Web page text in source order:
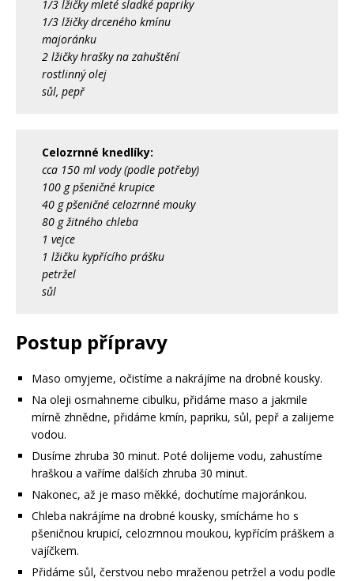
1/3 lžičky mleté sladké papriky
1/3 lžičky drceného kmínu
majoránku
2 lžičky hrašky na zahuštění
rostlinný olej
sůl, pepř
Celozrnné knedlíky:
cca 150 ml vody (podle potřeby)
100 g pšeničné krupice
40 g pšeničné celozrnné mouky
80 g žitného chleba
1 vejce
1 lžičku kypřícího prášku
petržel
sůl
Postup přípravy
Maso omyjeme, očistíme a nakrájíme na drobné kousky.
Na oleji osmahneme cibulku, přidáme maso a jakmile
mírně zhnědne, přidáme kmín, papriku, sůl, pepř a zalijeme
vodou.
Dusíme zhruba 30 minut. Poté dolijeme vodu, zahustíme
hraškou a vaříme dalších zhruba 30 minut.
Nakonec, až je maso měkké, dochutíme majoránkou.
Chleba nakrájíme na drobné kousky, smícháme ho s
pšeničnou krupicí, celozrnnou moukou, kypřícím práškem a
vajíčkem.
Přidáme sůl, čerstvou nebo mraženou petržel a vodu podle